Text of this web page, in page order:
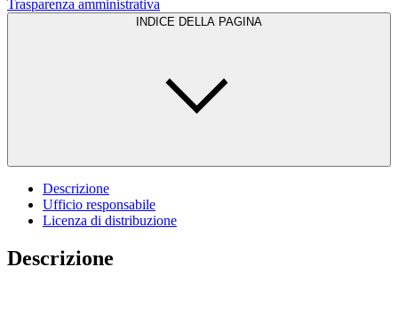
Trasparenza amministrativa
INDICE DELLA PAGINA
Descrizione
Ufficio responsabile
Licenza di distribuzione
Descrizione